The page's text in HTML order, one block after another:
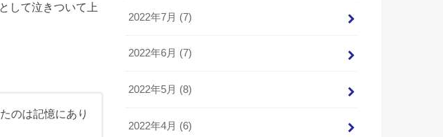
して泣きついて上
のは記憶にあり
2022年7月 (7)
2022年6月 (7)
2022年5月 (8)
2022年4月 (6)